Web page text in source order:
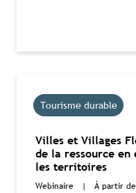
Tourisme durable
Villes et Villages
de la ressource
les territoires
Webinaire | À partir